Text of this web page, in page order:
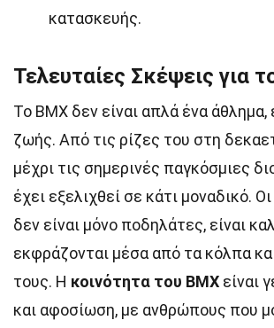
κατασκευής.
Τελευταίες Σκέψεις για
Το BMX δεν είναι απλά ένα άθλημα,
ζωής. Από τις ρίζες του στη
μέχρι τις σημερινές παγκόσμιες
έχει εξελιχθεί σε κάτι μοναδικό. Οι
δεν είναι μόνο ποδηλάτες, είναι
εκφράζονται μέσα από τα κόλπα
τους. Η κοινότητα του BMX είναι
και αφοσίωση, με ανθρώπους που